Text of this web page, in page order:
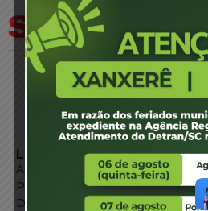
LINKS EXTERNOS
Agência de Notícias
Portal de Serviços
Diário Oficial